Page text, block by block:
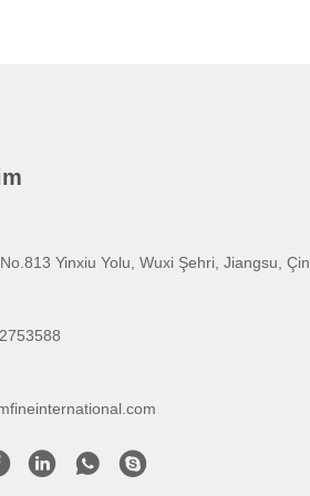
Yinxiu Yolu, Wuxi Şehri, Jiangsu, Çin